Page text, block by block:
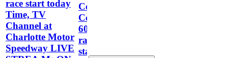
race start today
Time, TV
Channel at
Charlotte Motor
Speedway LIVE
Coca
Cola
600
race
start